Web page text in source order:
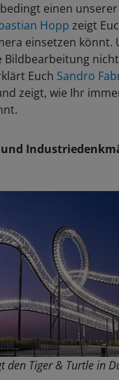
einen
Hopp zeigt
einsetzen
Euch Sandro
zeigt, wie Ihr
den Tiger & Turtle in